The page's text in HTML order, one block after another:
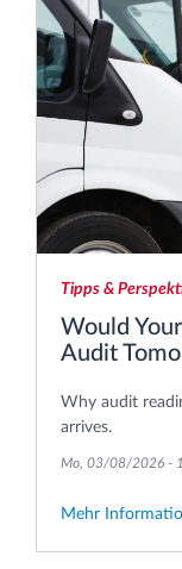
Tipps &
Would
Audit
Why audit
arrives.
Mo, 03/08/2026 -
Mehr